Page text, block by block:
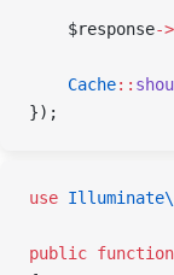
    $response
->
    Cache
::
});
use
public function